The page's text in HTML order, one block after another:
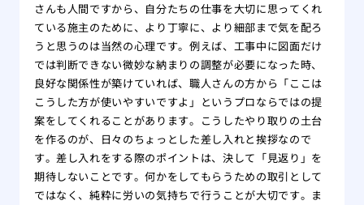
さんも人間ですから、自分たちの仕事を大切に思ってくれ
ている施主のために、より丁寧に、より細部まで気を配ろ
うと思うのは当然の心理です。例えば、工事中に図面だけ
では判断できない微妙な納まりの調整が必要になった時、
良好な関係性が築けていれば、職人さんの方から「ここは
こうした方が使いやすいですよ」というプロならではの提
案をしてくれることがあります。こうしたやり取りの土台
を作るのが、日々のちょっとした差し入れと挨拶なので
す。差し入れをする際のポイントは、決して「見返り」を
期待しないことです。何かをしてもらうための取引として
ではなく、純粋に労いの気持ちで行うことが大切です。ま